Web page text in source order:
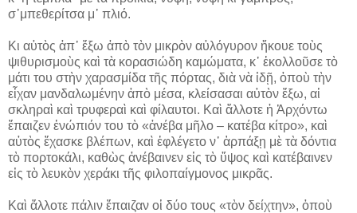
σ᾽μπεθερίτσα μ᾽ πλιό.
Κι αὐτὸς ἀπ᾽ ἔξω ἀπὸ τὸν μικρὸν αὐλόγυρον ἤκουε τοὺς
ψιθυρισμοὺς καὶ τὰ κορασιώδη καμώματα, κ᾽ ἐκολλοῦσε τὸ
μάτι του στὴν χαρασμίδα τῆς πόρτας, διὰ νὰ ἰδῇ, ὁποὺ τὴν
εἶχαν μανδαλωμένην ἀπὸ μέσα, κλείσασαι αὐτὸν ἔξω, αἱ
σκληραὶ καὶ τρυφεραὶ καὶ φίλαυτοι. Καὶ ἄλλοτε ἡ Ἀρχόντω
ἔπαιζεν ἐνώπιόν του τὸ «ἀνέβα μῆλο – κατέβα κίτρο», καὶ
αὐτὸς ἔχασκε βλέπων, καὶ ἐφλέγετο ν᾽ ἁρπάξῃ μὲ τὰ δόντια
τὸ πορτοκάλι, καθὼς ἀνέβαινεν εἰς τὸ ὕψος καὶ κατέβαινεν
εἰς τὸ λευκὸν χεράκι τῆς φιλοπαίγμονος μικρᾶς.
Καὶ ἄλλοτε πάλιν ἔπαιζαν οἱ δύο τους «τὸν δείχτην», ὁποὺ